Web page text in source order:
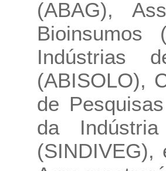
(ABAG),
Bioinsumos
Indústrias
(ABISOLO),
de
da
(SINDIVEG),